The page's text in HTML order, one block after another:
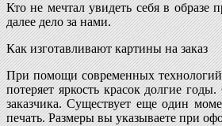
Кто не мечтал увидеть себя в
далее дело за нами.
Как изготавливают картины на заказ
При помощи современных технологий
потеряет яркость красок долгие
заказчика. Существует еще один
печать. Размеры вы указываете при